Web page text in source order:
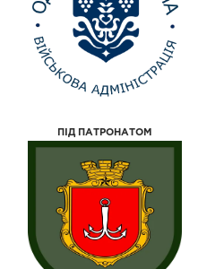
ПІД ПАТРОНАТОМ